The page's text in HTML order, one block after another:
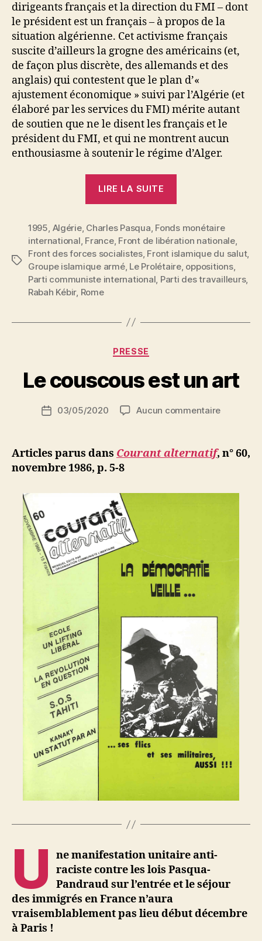
dirigeants français et la direction du FMI – dont
le président est un français – à propos de la
situation algérienne. Cet activisme français
suscite d’ailleurs la grogne des américains (et,
de façon plus discrète, des allemands et des
anglais) qui contestent que le plan d’«
ajustement économique » suivi par l’Algérie (et
élaboré par les services du FMI) mérite autant
de soutien que ne le disent les français et le
président du FMI, et qui ne montrent aucun
enthousiasme à soutenir le régime d’Alger.
LIRE LA SUITE
d’Algérie,
l’exigence
de
l’unité
Étiquettes
1995 Algérie, Charles Pasqua Fonds monétaire
international France, Front de libération nationale,
Front des forces socialistes, Front islamique du salut,
Groupe islamique armé, Le Prolétaire, oppositions,
Parti communiste international Parti des travailleurs,
Rabah Kébir, Rome
Catégories
PRESSE
Le couscous est un art
S
N
ji
Date03/05/2020 Aucun commentairesur
est
Articles parus dans Courant alternatif, n° 60,
novembre 1986, p. 5-8
U
ne manifestation unitaire anti-
raciste contre les lois Pasqua-
Pandraud sur l’entrée et le séjour
des immigrés en France n’aura
vraisemblablement pas lieu début décembre
à Paris !